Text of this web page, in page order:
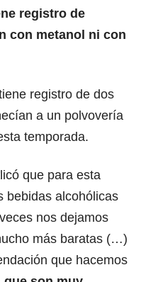
registro de
con metanol ni con
registro de dos
a un polvovería
temporada.
que para esta
bebidas alcohólicas
nos dejamos
más baratas (…)
que hacemos